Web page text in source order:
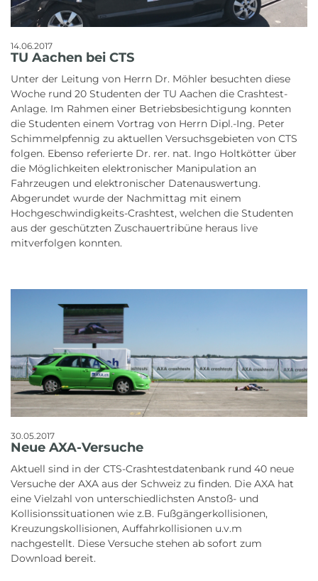
14.06.2017
TU Aachen bei CTS
Unter der Leitung von Herrn Dr. Möhler besuchten diese
Woche rund 20 Studenten der TU Aachen die Crashtest-
Anlage. Im Rahmen einer Betriebsbesichtigung konnten
die Studenten einem Vortrag von Herrn Dipl.-Ing. Peter
Schimmelpfennig zu aktuellen Versuchsgebieten von CTS
folgen. Ebenso referierte Dr. rer. nat. Ingo Holtkötter über
die Möglichkeiten elektronischer Manipulation an
Fahrzeugen und elektronischer Datenauswertung.
Abgerundet wurde der Nachmittag mit einem
Hochgeschwindigkeits-Crashtest, welchen die Studenten
aus der geschützten Zuschauertribüne heraus live
mitverfolgen konnten.
30.05.2017
Neue AXA-Versuche
Aktuell sind in der CTS-Crashtestdatenbank rund 40 neue
Versuche der AXA aus der Schweiz zu finden. Die AXA hat
eine Vielzahl von unterschiedlichsten Anstoß- und
Kollisionssituationen wie z.B. Fußgängerkollisionen,
Kreuzungskollisionen, Auffahrkollisionen u.v.m
nachgestellt. Diese Versuche stehen ab sofort zum
Download bereit.